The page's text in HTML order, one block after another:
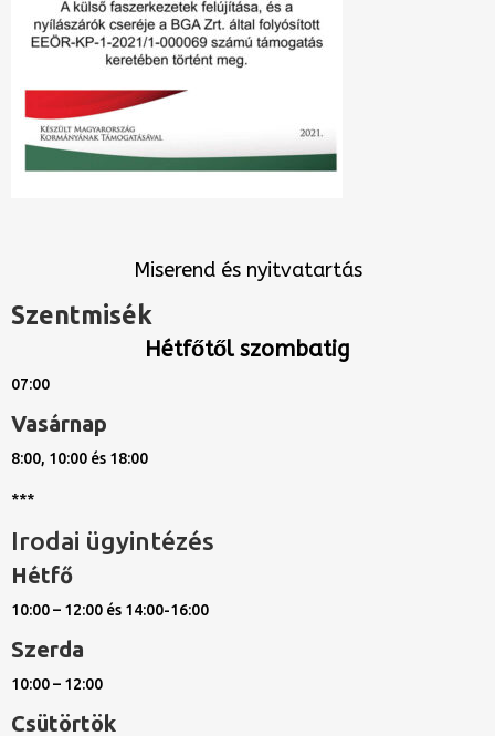
Miserend és nyitvatartás
Szentmisék
Hétfőtől szombatig
07:00
Vasárnap
8:00, 10:00 és 18:00
***
Irodai ügyintézés
Hétfő
10:00 – 12:00 és 14:00-16:00
Szerda
10:00 – 12:00
Csütörtök